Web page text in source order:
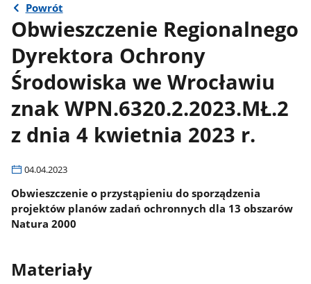
Powrót
Obwieszczenie Regionalnego
Dyrektora Ochrony
Środowiska we Wrocławiu
znak WPN.6320.2.2023.MŁ.2
z dnia 4 kwietnia 2023 r.
04.04.2023
Obwieszczenie o przystąpieniu do sporządzenia
projektów planów zadań ochronnych dla 13 obszarów
Natura 2000
Materiały